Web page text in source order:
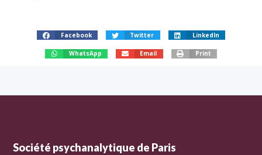
Facebook Twitter LinkedIn
WhatsApp Email Print
Société psychanalytique de Paris